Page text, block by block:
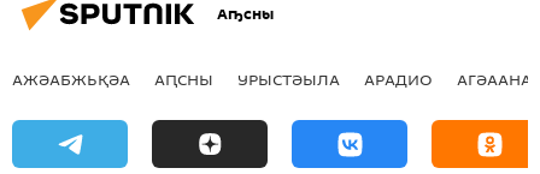
Аҧсны
АЖӘАБЖЬҚӘА АԤСНЫ УРЫСТӘЫЛА АРАДИО